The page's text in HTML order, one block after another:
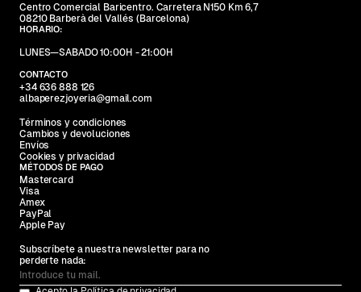
Centro Comercial Baricentro. Carretera N150 Km 6,7
08210 Barberà del Vallés (Barcelona)
HORARIO:
LUNES—SABADO 10:00H - 21:00H
CONTACTO
+34 636 888 126
albaperezjoyeria@gmail.com
Términos y condiciones
Cambios y devoluciones
Envíos
Cookies y privacidad
MÉTODOS DE PAGO
Mastercard
Visa
Amex
PayPal
Apple Pay
Subscríbete a nuestra newsletter para no
perderte nada: